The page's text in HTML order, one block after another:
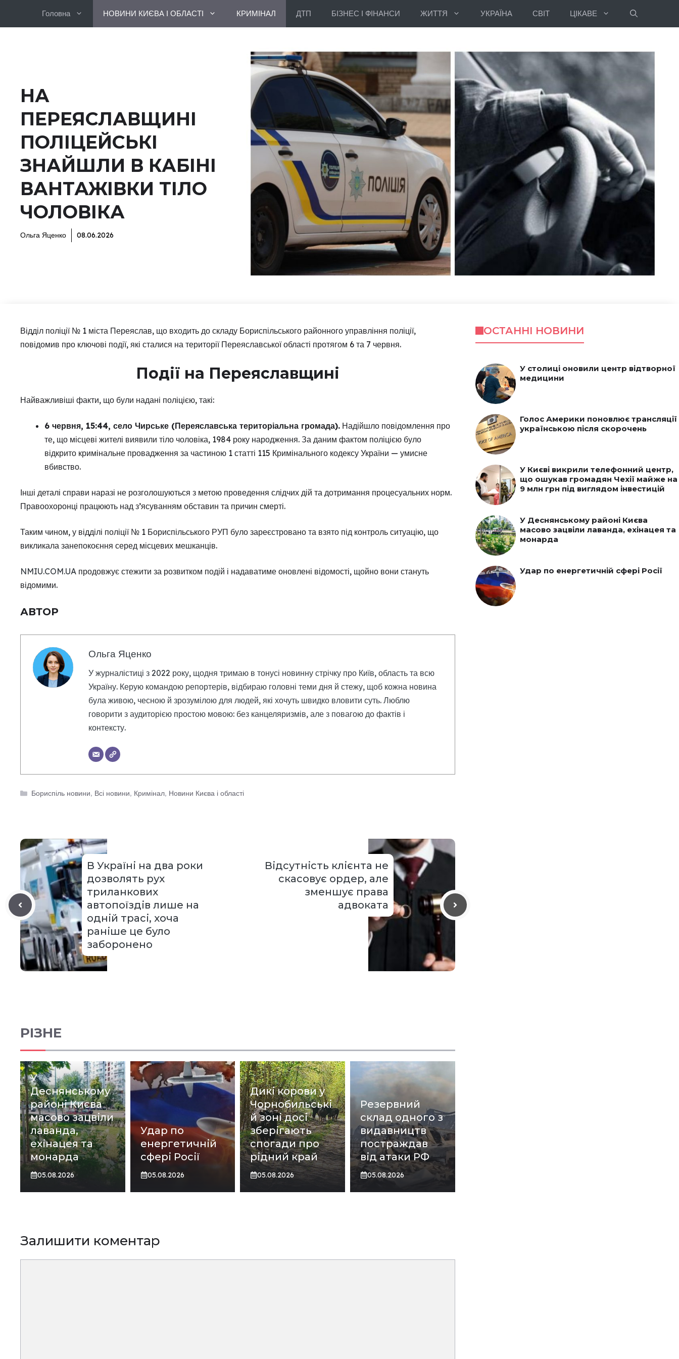
Головна НОВИНИ КИЄВА І ОБЛАСТІ КРИМІНАЛ ДТП БІЗНЕС І ФІНАНСИ ЖИТТЯ УКРАЇНА СВІТ ЦІКАВЕ
НА
ПЕРЕЯСЛАВЩИНІ
ПОЛІЦЕЙСЬКІ
ЗНАЙШЛИ В КАБІНІ
ВАНТАЖІВКИ ТІЛО
ЧОЛОВІКА
Ольга Яценко 08.06.2026
Відділ поліції № 1 міста Переяслав, що входить до складу Бориспільського районного управління поліції,
повідомив про ключові події, які сталися на території Переяславської області протягом 6 та 7 червня.
Події на Переяславщині
Найважливіші факти, що були надані поліцією, такі:
6 червня, 15:44, село Чирське (Переяславська територіальна громада). Надійшло повідомлення про
те, що місцеві жителі виявили тіло чоловіка, 1984 року народження. За даним фактом поліцією було
відкрито кримінальне провадження за частиною 1 статті 115 Кримінального кодексу України — умисне
вбивство.
Інші деталі справи наразі не розголошуються з метою проведення слідчих дій та дотримання процесуальних норм.
Правоохоронці працюють над з’ясуванням обставин та причин смерті.
Таким чином, у відділі поліції № 1 Бориспільського РУП було зареєстровано та взято під контроль ситуацію, що
викликала занепокоєння серед місцевих мешканців.
NMIU.COM.UA продовжує стежити за розвитком подій і надаватиме оновлені відомості, щойно вони стануть
відомими.
АВТОР
Ольга Яценко
У журналістиці з 2022 року, щодня тримаю в тонусі новинну стрічку про Київ, область та всю
Україну. Керую командою репортерів, відбираю головні теми дня й стежу, щоб кожна новина
була живою, чесною й зрозумілою для людей, які хочуть швидко вловити суть. Люблю
говорити з аудиторією простою мовою: без канцеляризмів, але з повагою до фактів і
контексту.
Категорії
Бориспіль новини, Всі новини, Кримінал, Новини Києва і області
В Україні на два роки
дозволять рух
триланкових
автопоїздів лише на
одній трасі, хоча
раніше це було
заборонено
Відсутність клієнта не
скасовує ордер, але
зменшує права
адвоката
РІЗНЕ
У
Деснянському
районі Києва
масово зацвіли
лаванда,
ехінацея та
монарда
05.08.2026
Удар по
енергетичній
сфері Росії
05.08.2026
Дикі корови у
Чорнобильські
й зоні досі
зберігають
спогади про
рідний край
05.08.2026
Резервний
склад одного з
видавництв
постраждав
від атаки РФ
05.08.2026
Залишити коментар
ОСТАННІ НОВИНИ
У столиці оновили центр відтворної
медицини
Голос Америки поновлює трансляції
українською після скорочень
У Києві викрили телефонний центр,
що ошукав громадян Чехії майже на
9 млн грн під виглядом інвестицій
У Деснянському районі Києва
масово зацвіли лаванда, ехінацея та
монарда
Удар по енергетичній сфері Росії